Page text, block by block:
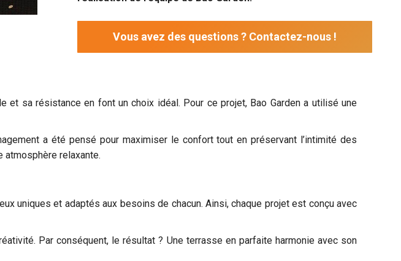
Vous avez des questions ? Contactez-nous !
et sa résistance en font un choix idéal. Pour ce projet, Bao Garden a utilisé une
a été pensé pour maximiser le confort tout en préservant l’intimité des
atmosphère relaxante.
uniques et adaptés aux besoins de chacun. Ainsi, chaque projet est conçu avec
Par conséquent, le résultat ? Une terrasse en parfaite harmonie avec son